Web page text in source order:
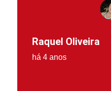
Raquel Oliveira
há 4 anos